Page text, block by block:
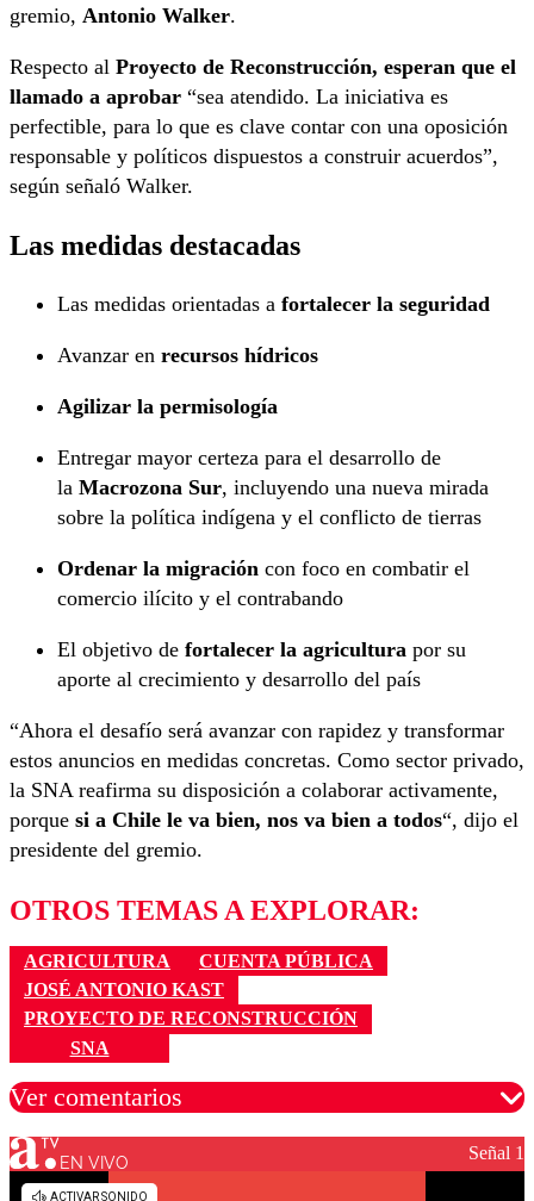
gremio, Antonio Walker.
Respecto al Proyecto de Reconstrucción, esperan que el
llamado a aprobar “sea atendido. La iniciativa es
perfectible, para lo que es clave contar con una oposición
responsable y políticos dispuestos a construir acuerdos”,
según señaló Walker.
Las medidas destacadas
Las medidas orientadas a fortalecer la seguridad
Avanzar en recursos hídricos
Agilizar la permisología
Entregar mayor certeza para el desarrollo de
la Macrozona Sur, incluyendo una nueva mirada
sobre la política indígena y el conflicto de tierras
Ordenar la migración con foco en combatir el
comercio ilícito y el contrabando
El objetivo de fortalecer la agricultura por su
aporte al crecimiento y desarrollo del país
“Ahora el desafío será avanzar con rapidez y transformar
estos anuncios en medidas concretas. Como sector privado,
la SNA reafirma su disposición a colaborar activamente,
porque si a Chile le va bien, nos va bien a todos“, dijo el
presidente del gremio.
OTROS TEMAS A EXPLORAR:
AGRICULTURA
CUENTA PÚBLICA
JOSÉ ANTONIO KAST
PROYECTO DE RECONSTRUCCIÓN
SNA
Ver comentarios
Los comentarios son moderados para garantizar un
EN VIVO Señal 1